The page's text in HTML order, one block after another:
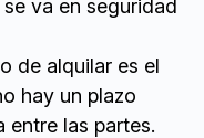
va en seguridad
de alquilar es el
hay un plazo
entre las partes.